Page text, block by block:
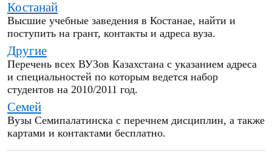
Костанай
Высшие учебные заведения в Костанае, найти и
поступить на грант, контакты и адреса вуза.
Другие
Перечень всех ВУЗов Казахстана с указанием адреса
и специальностей по которым ведется набор
студентов на 2010/2011 год.
Семей
Вузы Семипалатинска с перечнем дисциплин, а также
картами и контактами бесплатно.